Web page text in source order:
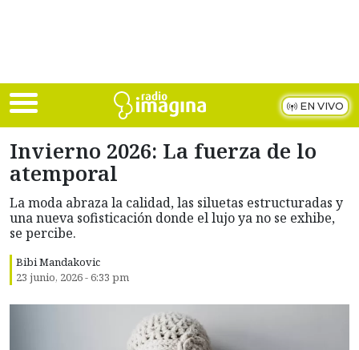
EN VIVO
Invierno 2026: La fuerza de lo
atemporal
La moda abraza la calidad, las siluetas estructuradas y
una nueva sofisticación donde el lujo ya no se exhibe,
se percibe.
Bibi Mandakovic
23 junio, 2026 - 6:33 pm